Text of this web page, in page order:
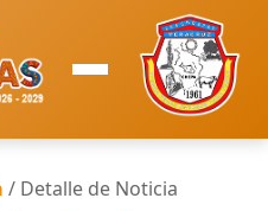
/ Detalle de Noticia